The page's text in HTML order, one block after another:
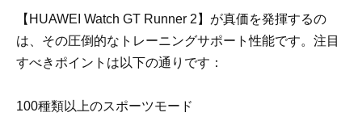
【HUAWEI Watch GT Runner 2】が真価を発揮するの
は、その圧倒的なトレーニングサポート性能です。注目
すべきポイントは以下の通りです：
100種類以上のスポーツモード